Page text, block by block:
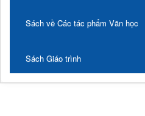
Sách về Các tác phẩm Văn học
Sách Giáo trình